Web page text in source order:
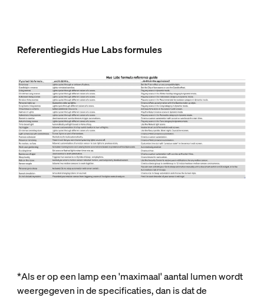
Referentiegids Hue Labs formules
*Als er op een lamp een 'maximaal' aantal lumen wordt
weergegeven in de specificaties, dan is dat de